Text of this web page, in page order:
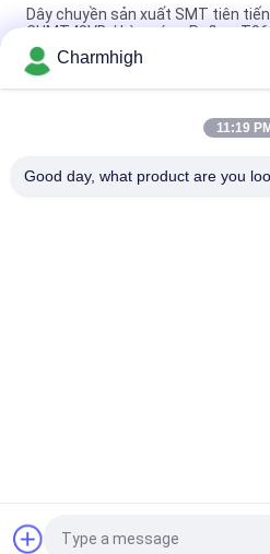
Dây chuyền sản xuất SMT tiên
CHMT48VB / Lò nướng Reflow
Tổng chiều dài 3,5m Độ chính xác
sản xuất 0201, BGA, 144 pin IC
Dây chuyền lắp ráp PCB hoàn
Charmhigh
11:19 PM
Good day, what product are you